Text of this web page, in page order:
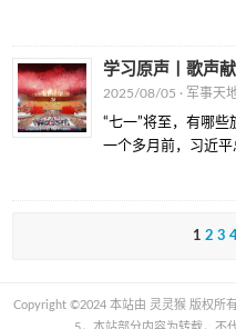
学习原声丨歌声
2025/08/05 · 军事天
“七一”将至，有哪些
一个多月前，习近
1 2 3
Copyright ©2024 本站由 灵灵猴 版权所